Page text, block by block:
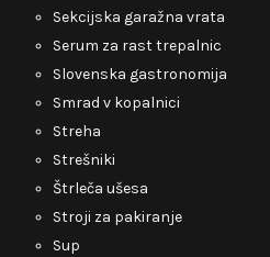
Sekcijska garažna vrata
Serum za rast trepalnic
Slovenska gastronomija
Smrad v kopalnici
Streha
Strešniki
Štrleča ušesa
Stroji za pakiranje
Sup